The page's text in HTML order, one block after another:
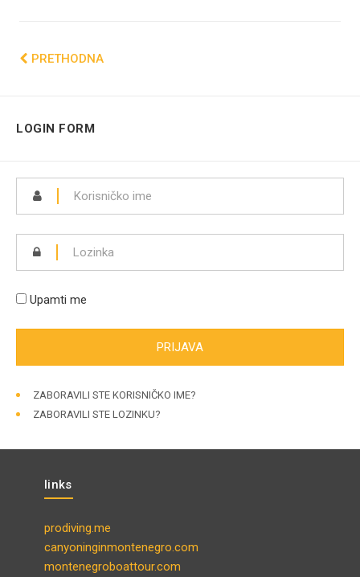
PRETHODNA
LOGIN FORM
Upamti me
ZABORAVILI STE KORISNIČKO IME?
ZABORAVILI STE LOZINKU?
links
prodiving.me
canyoninginmontenegro.com
montenegroboattour.com